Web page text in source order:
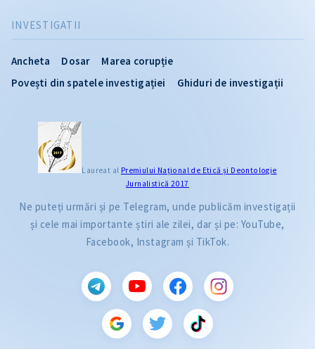
INVESTIGATII
Ancheta Dosar
Marea corupție
Povești din spatele investigației
Ghiduri de investigații
Laureat al Premiului Naţional de Etică și Deontologie
Jurnalistică 2017
Ne puteți urmări și pe Telegram, unde publicăm investigații
și cele mai importante știri ale zilei, dar și pe: YouTube,
Facebook, Instagram și TikTok.